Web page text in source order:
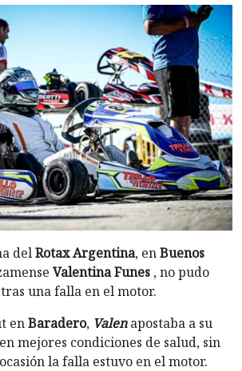
delRotax Argentina, enBuenos
Valentina Funes , no pudo
una falla en el motor.
enBaradero, Valenapostaba a su
mejores condiciones de salud, sin
la falla estuvo en el motor.